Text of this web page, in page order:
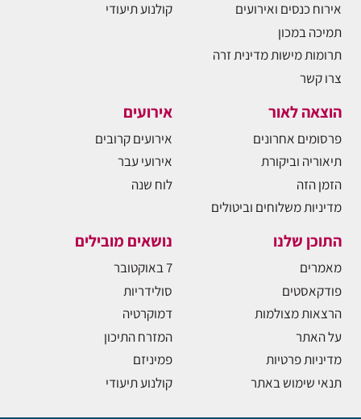
אירוח כנסים ואירועים
תמיכה במכון
תרומות מישות מדינית זרה
צרו קשר
קולנוע תיעודי
הוצאה לאור
פרסומים אחרונים
תיאוריה וביקורת
הזמן הזה
מדיניות משלוחים וביטולים
אירועים
אירועים קרובים
אירועי עבר
לוח שנה
התוכן שלנו
מאמרים
פודקאסטים
הרצאות מצולמות
על האתר
מדיניות פרטיות
תנאי שימוש באתר
נושאים מובילים
7 באוקטובר
סולידריות
דמוקרטיה
המזרח התיכון
פמיניזם
קולנוע תיעודי